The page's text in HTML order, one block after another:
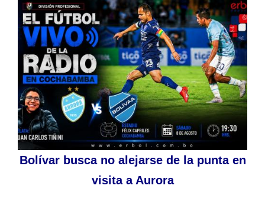
Bolívar busca no alejarse de la punta en
visita a Aurora